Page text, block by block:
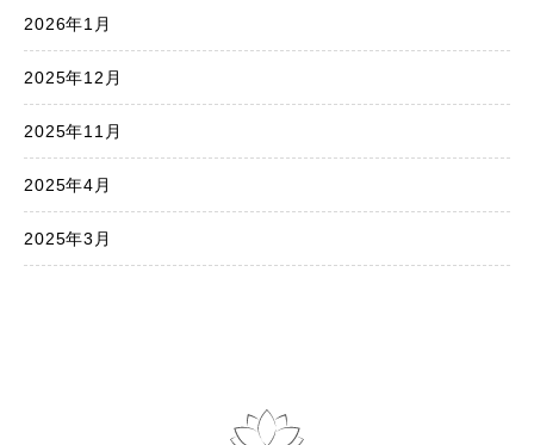
2026年1月
2025年12月
2025年11月
2025年4月
2025年3月